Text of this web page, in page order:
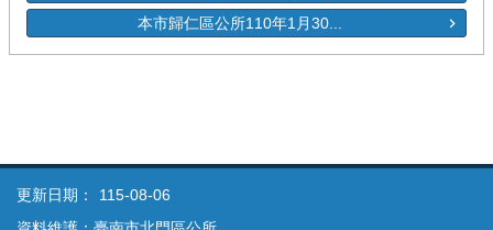
本市歸仁區公所110年1月30...
更新日期：
115-08-06